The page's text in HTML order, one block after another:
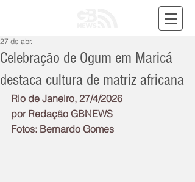
Celebração de Ogum em Maricá
destaca cultura de matriz africana
27 de abr.
Rio de Janeiro, 27/4/2026
por Redação GBNEWS
Fotos: Bernardo Gomes